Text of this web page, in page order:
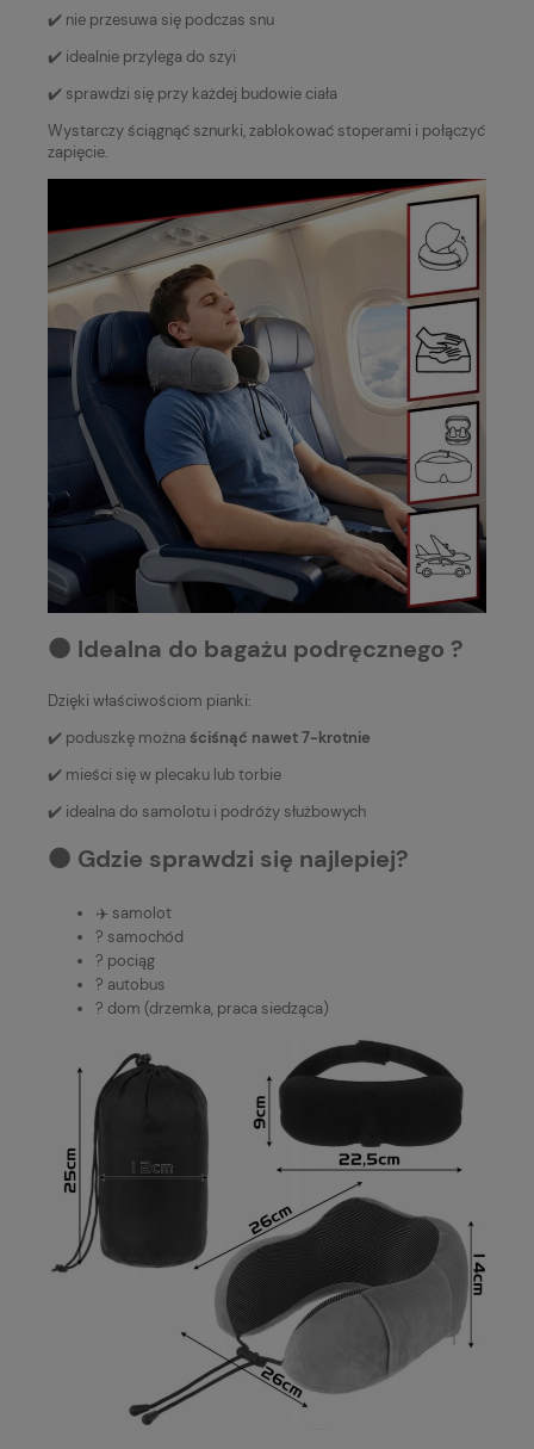
✔️ nie przesuwa się podczas snu
✔️ idealnie przylega do szyi
✔️ sprawdzi się przy każdej budowie ciała
Wystarczy ściągnąć sznurki, zablokować stoperami i połączyć
zapięcie.
⚫️ Idealna do bagażu podręcznego ?
Dzięki właściwościom pianki:
✔️ poduszkę można ściśnąć nawet 7-krotnie
✔️ mieści się w plecaku lub torbie
✔️ idealna do samolotu i podróży służbowych
⚫️ Gdzie sprawdzi się najlepiej?
✈️ samolot
? samochód
? pociąg
? autobus
? dom (drzemka, praca siedząca)